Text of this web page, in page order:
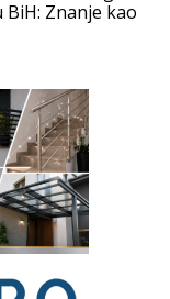
Znanje kao